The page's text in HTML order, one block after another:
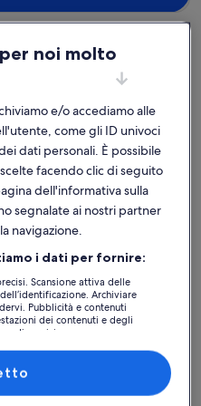
tuo
nelle Maggiori
noi molto
e/o accediamo alle
come gli ID univoci
dati personali. È possibile
facendo clic di seguito
dell'informativa sulla
segnalate ai nostri partner
navigazione.
i dati per fornire:
Scansione attiva delle
Archiviare
Pubblicità e contenuti
dei contenuti e degli
di servizi.